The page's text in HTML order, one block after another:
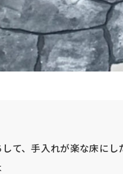
して、手入れが楽な床に